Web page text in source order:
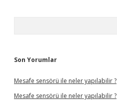
Son Yorumlar
Mesafe sensörü ile neler yapılabilir ?
Mesafe sensörü ile neler yapılabilir ?